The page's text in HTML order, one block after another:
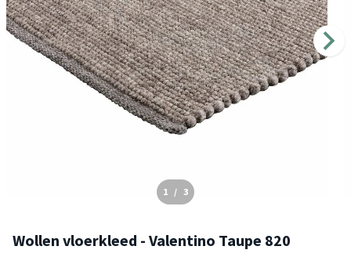
1 / 3
Wollen vloerkleed - Valentino Taupe 820